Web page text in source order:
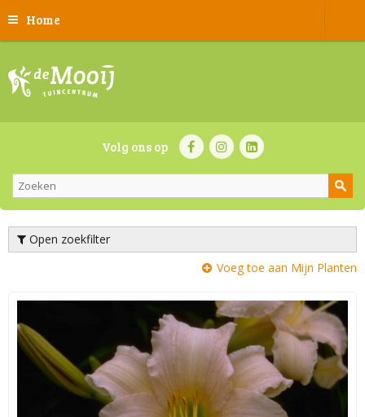
Home
Volg ons op
Open zoekfilter
Voeg toe aan Mijn Planten